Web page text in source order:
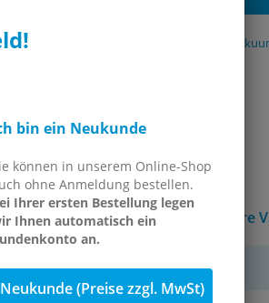
bin ein Neukunde
können in unserem Online-Shop
ohne Anmeldung bestellen.
Ihrer ersten Bestellung legen
Ihnen automatisch ein
an.
Neukunde (Preise zzgl. MwSt)
Manometer, waagerecht (auch für
Andere
inkl. MwSt.